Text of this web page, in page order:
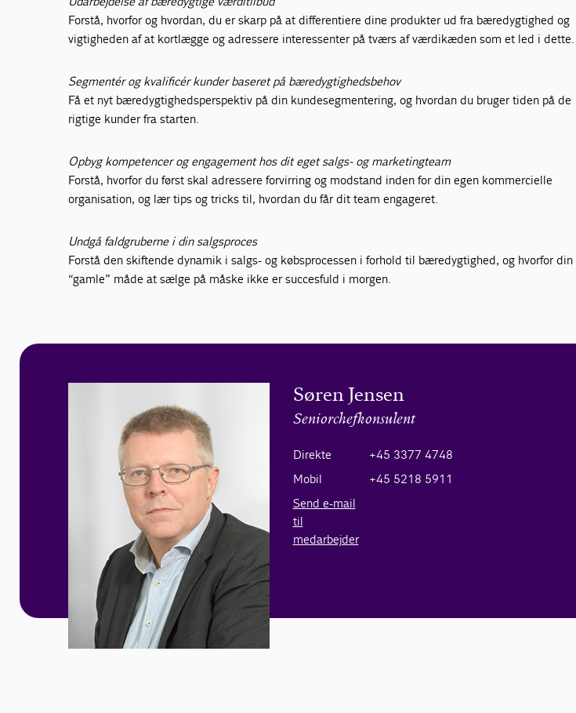
Forstå, hvorfor og hvordan, du er skarp på at differentiere dine produkter ud fra bæredygtighed og
vigtigheden af at kortlægge og adressere interessenter på tværs af værdikæden som et led i dette.
Segmentér og kvalificér kunder baseret på bæredygtighedsbehov
Få et nyt bæredygtighedsperspektiv på din kundesegmentering, og hvordan du bruger tiden på de
rigtige kunder fra starten.
Opbyg kompetencer og engagement hos dit eget salgs- og marketingteam
Forstå, hvorfor du først skal adressere forvirring og modstand inden for din egen kommercielle
organisation, og lær tips og tricks til, hvordan du får dit team engageret.
Undgå faldgruberne i din salgsproces
Forstå den skiftende dynamik i salgs- og købsprocessen i forhold til bæredygtighed, og hvorfor din
“gamle” måde at sælge på måske ikke er succesfuld i morgen.
Søren Jensen
Seniorchefkonsulent
Direkte
+45 3377 4748
Mobil
+45 5218 5911
Send e-mail
til
medarbejder